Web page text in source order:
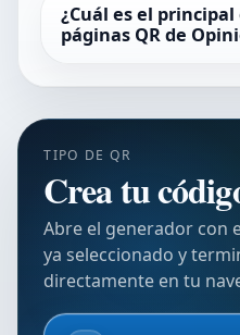
¿Cuál es el
páginas QR de
TIPO DE QR
Crea tu
Abre el generador con
ya seleccionado y
directamente en tu